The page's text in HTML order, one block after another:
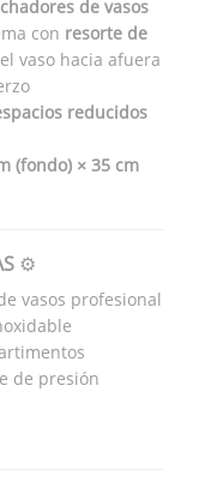
de vasos
con resorte de
vaso hacia afuera
reducidos
(fondo) × 35 cm
⚙️
vasos profesional
de presión